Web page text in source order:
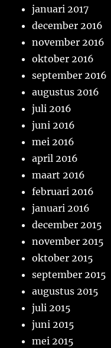
januari 2017
december 2016
november 2016
oktober 2016
september 2016
augustus 2016
juli 2016
juni 2016
mei 2016
april 2016
maart 2016
februari 2016
januari 2016
december 2015
november 2015
oktober 2015
september 2015
augustus 2015
juli 2015
juni 2015
mei 2015